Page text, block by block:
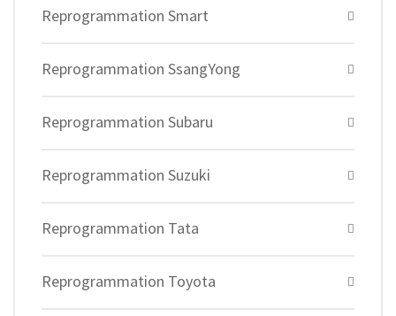
Reprogrammation Smart
Reprogrammation SsangYong
Reprogrammation Subaru
Reprogrammation Suzuki
Reprogrammation Tata
Reprogrammation Toyota